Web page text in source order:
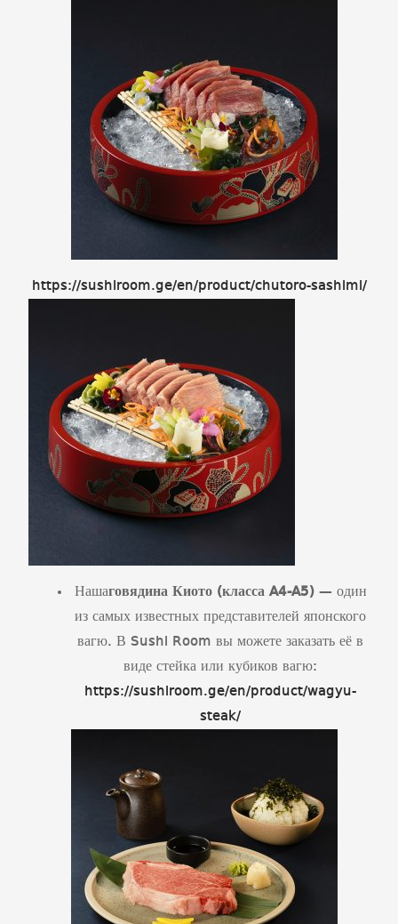
https://sushiroom.ge/en/product/chutoro-sashimi/
Нашаговядина Киото (класса A4-A5)— один
из самых известных представителей японского
вагю. В Sushi Room вы можете заказать её в
виде стейка или кубиков вагю:
https://sushiroom.ge/en/product/wagyu-
steak/